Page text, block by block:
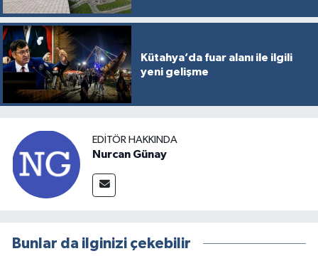
Kütahya’da fuar alanı ile ilgili
yeni gelişme
EDITÖR HAKKINDA
Nurcan Günay
Bunlar da ilginizi çekebilir